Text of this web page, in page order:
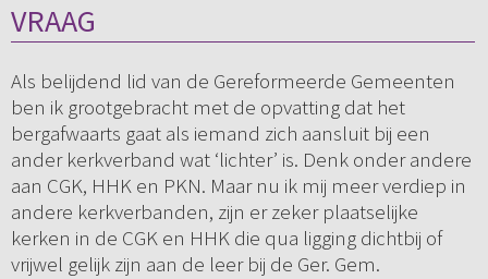
VRAAG
Als belijdend lid van de Gereformeerde Gemeenten
ben ik grootgebracht met de opvatting dat het
bergafwaarts gaat als iemand zich aansluit bij een
ander kerkverband wat ‘lichter’ is. Denk onder andere
aan CGK, HHK en PKN. Maar nu ik mij meer verdiep in
andere kerkverbanden, zijn er zeker plaatselijke
kerken in de CGK en HHK die qua ligging dichtbij of
vrijwel gelijk zijn aan de leer bij de Ger. Gem.